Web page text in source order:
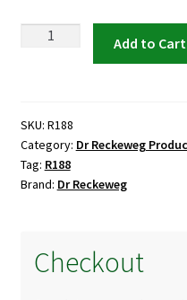
Drops
quantity
Add to Cart
SKU: R188
Category: Dr Reckeweg
Tag: R188
Brand: Dr Reckeweg
Checkout